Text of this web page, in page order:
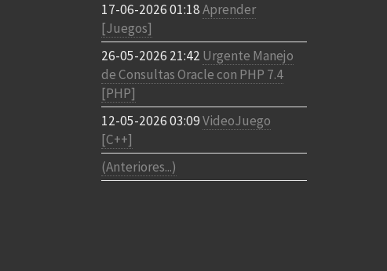
17-06-2026 01:18Aprender
[Juegos]
26-05-2026 21:42 Urgente Manejo
de Consultas Oracle con PHP 7.4
[PHP]
12-05-2026 03:09VideoJuego
[C++]
(Anteriores...)